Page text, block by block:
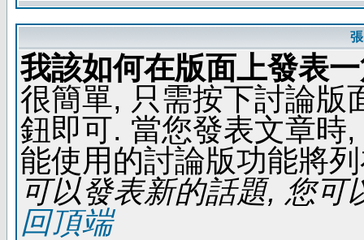
我該如何在版面上發表
很簡單, 只需按下討論版
鈕即可. 當您發表文章時
能使用的討論版功能將
可以發表新的話題, 您可
回頂端